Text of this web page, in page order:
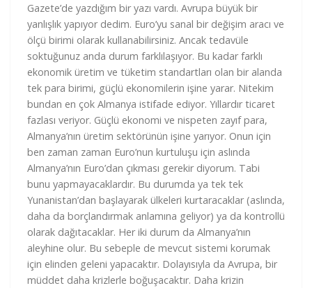
Gazete’de yazdığım bir yazı vardı. Avrupa büyük bir
yanlışlık yapıyor dedim. Euro’yu sanal bir değişim aracı ve
ölçü birimi olarak kullanabilirsiniz. Ancak tedavüle
soktuğunuz anda durum farklılaşıyor. Bu kadar farklı
ekonomik üretim ve tüketim standartları olan bir alanda
tek para birimi, güçlü ekonomilerin işine yarar. Nitekim
bundan en çok Almanya istifade ediyor. Yıllardır ticaret
fazlası veriyor. Güçlü ekonomi ve nispeten zayıf para,
Almanya’nın üretim sektörünün işine yarıyor. Onun için
ben zaman zaman Euro’nun kurtuluşu için aslında
Almanya’nın Euro’dan çıkması gerekir diyorum. Tabi
bunu yapmayacaklardır. Bu durumda ya tek tek
Yunanistan’dan başlayarak ülkeleri kurtaracaklar (aslında,
daha da borçlandırmak anlamına geliyor) ya da kontrollü
olarak dağıtacaklar. Her iki durum da Almanya’nın
aleyhine olur. Bu sebeple de mevcut sistemi korumak
için elinden geleni yapacaktır. Dolayısıyla da Avrupa, bir
müddet daha krizlerle boğuşacaktır. Daha krizin